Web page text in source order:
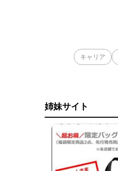
キャリア
姉妹サイト